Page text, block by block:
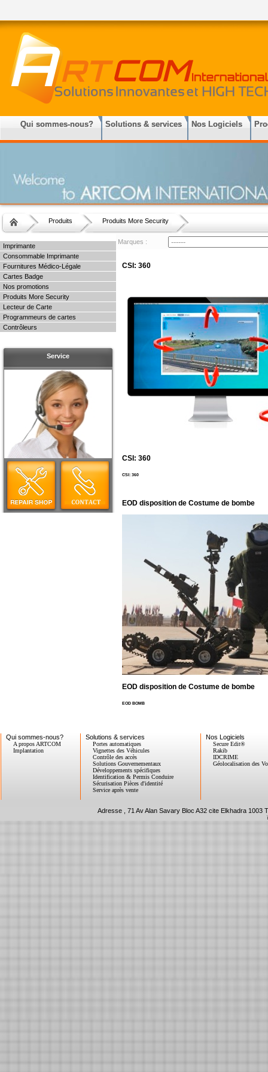
Qui sommes-nous? Solutions & services Nos Logiciels
Produits Produits More Security
Imprimante
Consommable Imprimante
Fournitures Médico-Légale
Cartes Badge
Nos promotions
Produits More Security
Lecteur de Carte
Programmeurs de cartes
Contrôleurs
Service
Marques :
CSI: 360
CSI: 360
CSI: 360
EOD disposition de Costume de bombe
EOD disposition de Costume de bombe
EOD BOMB
Qui sommes-nous?
A propos ARTCOM
Implantation
Solutions & services
Portes automatiques
Vignettes des Véhicules
Contrôle des accès
Solutions Gouvernementaux
Développements spécifiques
Identification & Permis Conduire
Sécurisation Pièces d'identité
Service après vente
Nos Logiciels
Secure Edit®
Rakib
IDCRIME
Géolocalisation des
Adresse , 71 Av Alan Savary Bloc A32 cite Elkhadra